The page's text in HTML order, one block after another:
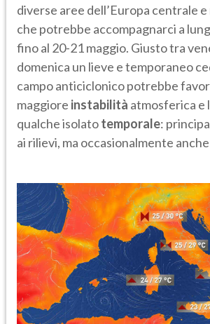
diverse aree dell’Europa centrale
che potrebbe accompagnarci a
fino al 20-21 maggio. Giusto tra
domenica un lieve e temporaneo
campo anticiclonico potrebbe
maggiore instabilità atmosferica e
qualche isolatotemporale:
ai rilievi, ma occasionalmente